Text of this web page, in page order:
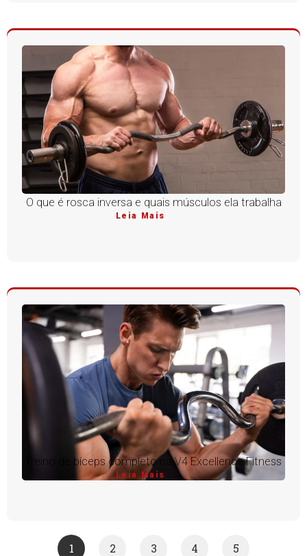
O que é rosca inversa e quais músculos ela trabalha
Leia Mais
Treino de bíceps completo na V4 Excellence Fitness
Leia Mais
1 2 3 4 5